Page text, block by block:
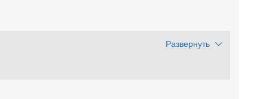
Развернуть